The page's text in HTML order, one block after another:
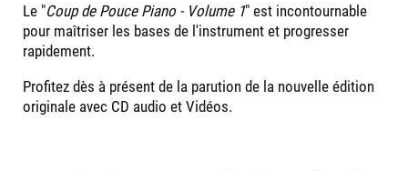
Le "Coup de Pouce Piano - Volume 1" est incontournable
pour maîtriser les bases de l'instrument et progresser
rapidement.
Profitez dès à présent de la parution de la nouvelle édition
originale avec CD audio et Vidéos.